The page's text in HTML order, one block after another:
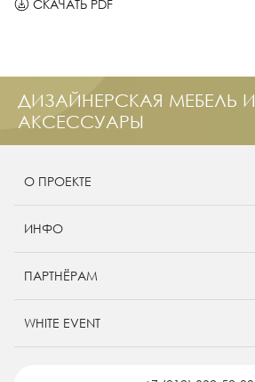
СКАЧАТЬ PDF
ДИЗАЙНЕРСКАЯ МЕБЕЛЬ И
АКСЕССУАРЫ
О ПРОЕКТЕ
ИНФО
ПАРТНЁРАМ
WHITE EVENT